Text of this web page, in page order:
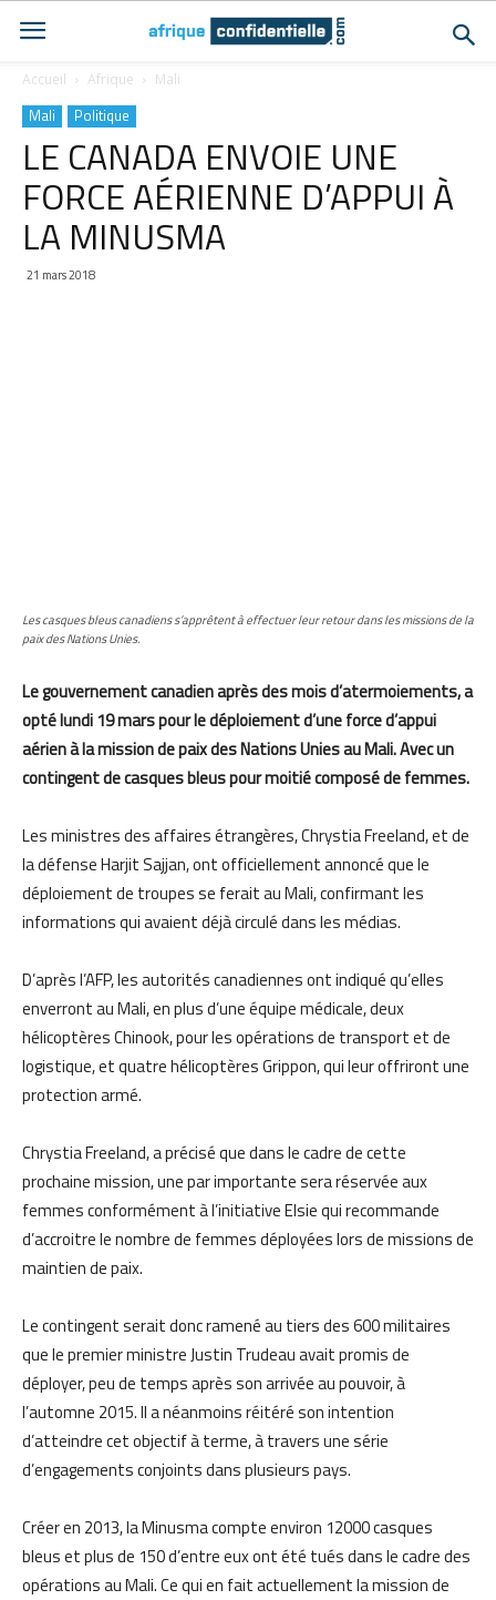
Accueil Afrique Mali
Mali Politique
LE CANADA ENVOIE UNE
FORCE AÉRIENNE D’APPUI À
LA MINUSMA
21 mars 2018
Les casques bleus canadiens s’apprêtent à effectuer leur retour dans les missions de la
paix des Nations Unies.
Le gouvernement canadien après des mois d’atermoiements, a
opté lundi 19 mars pour le déploiement d’une force d’appui
aérien à la mission de paix des Nations Unies au Mali. Avec un
contingent de casques bleus pour moitié composé de femmes.
Les ministres des affaires étrangères, Chrystia Freeland, et de
la défense Harjit Sajjan, ont officiellement annoncé que le
déploiement de troupes se ferait au Mali, confirmant les
informations qui avaient déjà circulé dans les médias.
D’après l’AFP, les autorités canadiennes ont indiqué qu’elles
enverront au Mali, en plus d’une équipe médicale, deux
hélicoptères Chinook, pour les opérations de transport et de
logistique, et quatre hélicoptères Grippon, qui leur offriront une
protection armé.
Chrystia Freeland, a précisé que dans le cadre de cette
prochaine mission, une par importante sera réservée aux
femmes conformément à l’initiative Elsie qui recommande
d’accroitre le nombre de femmes déployées lors de missions de
maintien de paix.
Le contingent serait donc ramené au tiers des 600 militaires
que le premier ministre Justin Trudeau avait promis de
déployer, peu de temps après son arrivée au pouvoir, à
l’automne 2015. Il a néanmoins réitéré son intention
d’atteindre cet objectif à terme, à travers une série
d’engagements conjoints dans plusieurs pays.
Créer en 2013, la Minusma compte environ 12000 casques
bleus et plus de 150 d’entre eux ont été tués dans le cadre des
opérations au Mali. Ce qui en fait actuellement la mission de